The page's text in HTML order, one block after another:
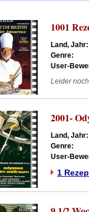
1001
Land, Jahr:
Genre:
User-
Leider
2001-
Land, Jahr:
Genre:
User-
1